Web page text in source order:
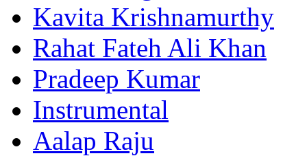
Kavita Krishnamurthy
Rahat Fateh Ali Khan
Pradeep Kumar
Instrumental
Aalap Raju